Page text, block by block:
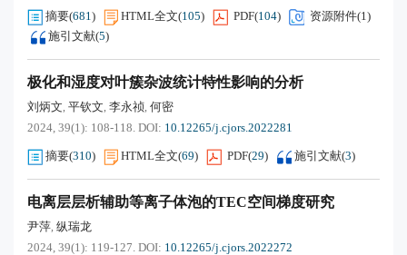
摘要(681) HTML全文(105) PDF(104) 资源附件(1)
施引文献(5)
极化和湿度对叶簇杂波统计特性影响的分析
刘炳文, 平钦文, 李永祯, 何密
2024, 39(1): 108-118. DOI: 10.12265/j.cjors.2022281
摘要(310) HTML全文(69) PDF(29) 施引文献(3)
电离层层析辅助等离子体泡的TEC空间梯度研究
尹萍, 纵瑞龙
2024, 39(1): 119-127. DOI: 10.12265/j.cjors.2022272